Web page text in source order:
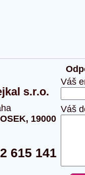
s.r.o.
19000
615 141
Váš
Váš